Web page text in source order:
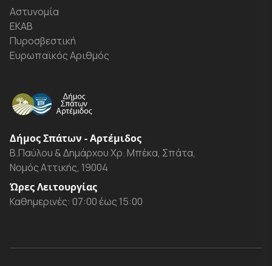
Αστυνομία
ΕΚΑΒ
Πυροσβεστική
Ευρωπαϊκός Αριθμός
Δήμος Σπάτων - Αρτέμιδος
Β.Παύλου & Δημάρχου Χρ. Μπέκα, Σπάτα,
Νομός Αττικής, 19004
Ώρες Λειτουργίας
Καθημερινές: 07:00 έως 15:00